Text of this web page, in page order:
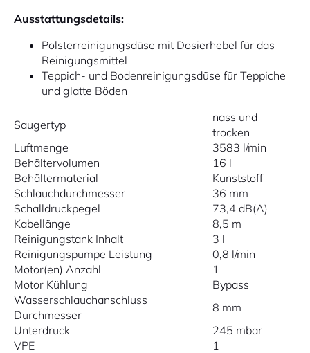
Ausstattungsdetails:
Polsterreinigungsdüse mit Dosierhebel für das
Reinigungsmittel
Teppich- und Bodenreinigungsdüse für Teppiche
und glatte Böden
Saugertyp
nass und
trocken
Luftmenge
3583 l/min
Behältervolumen
16 l
Behältermaterial
Kunststoff
Schlauchdurchmesser
36 mm
Schalldruckpegel
73,4 dB(A)
Kabellänge
8,5 m
Reinigungstank Inhalt
3 l
Reinigungspumpe Leistung
0,8 l/min
Motor(en) Anzahl
1
Motor Kühlung
Bypass
Wasserschlauchanschluss
Durchmesser
8 mm
Unterdruck
245 mbar
VPE
1